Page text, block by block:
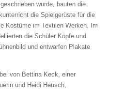
wurde, bauten die
die Spielgerüste für die
Kostüme im Textilen Werken. Im
die Schüler Köpfe und
und entwarfen Plakate
von Bettina Keck, einer
und Heidi Heusch,